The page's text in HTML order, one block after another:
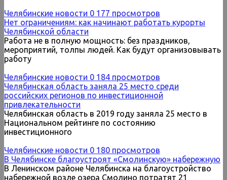
Челябинские новости 0 177 просмотров
Нет ограничениям: как начинают работать курорты
Челябинской области
Работа не в полную мощность: без праздников,
мероприятий, толпы людей. Как будут организовывать
работу
Челябинские новости 0 184 просмотров
Челябинская область заняла 25 место среди
российских регионов по инвестиционной
привлекательности
Челябинская область в 2019 году заняла 25 место в
Национальном рейтинге по состоянию
инвестиционного
Челябинские новости 0 180 просмотров
В Челябинске благоустроят «Смолинскую» набережную
В Ленинском районе Челябинска на благоустройство
набережной возле озера Смолино потратят 21